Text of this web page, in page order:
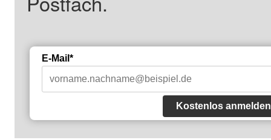
E-Mail*
Kostenlos anmelden